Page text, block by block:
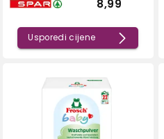
8,99
Usporedi cijene